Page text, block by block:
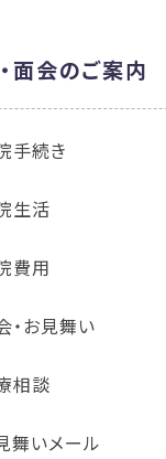
面会のご案内
手続き
生活
費用
・お見舞い
相談
舞いメール